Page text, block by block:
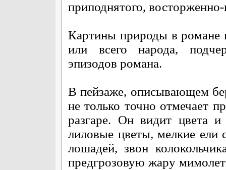
приподнятого,
Картины природы в романе
или всего народа,
эпизодов романа.
В пейзаже, описывающем
не только точно отмечает
разгаре. Он видит цвета
лиловые цветы, мелкие ели
лошадей, звон
предгрозовую жару